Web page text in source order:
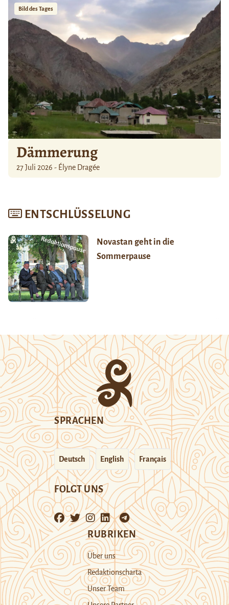
Bild des Tages
Dämmerung
27 Juli 2026 - Élyne Dragée
ENTSCHLÜSSELUNG
Novastan geht in die
Sommerpause
SPRACHEN
Deutsch English Français
FOLGT UNS
RUBRIKEN
Über uns
Redaktionscharta
Unser Team